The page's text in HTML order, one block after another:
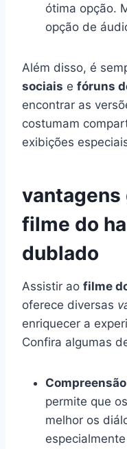
ótima opção.
opção de
Além disso, é
sociais e fóruns
encontrar as
costumam
exibições
vantagens
filme do
dublado
Assistir ao filme
oferece diversas
enriquecer a
Confira algumas
permite que
melhor os